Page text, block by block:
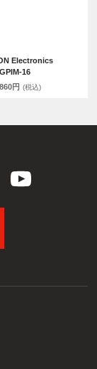
Electronics
GPIM-16
円 (税込)